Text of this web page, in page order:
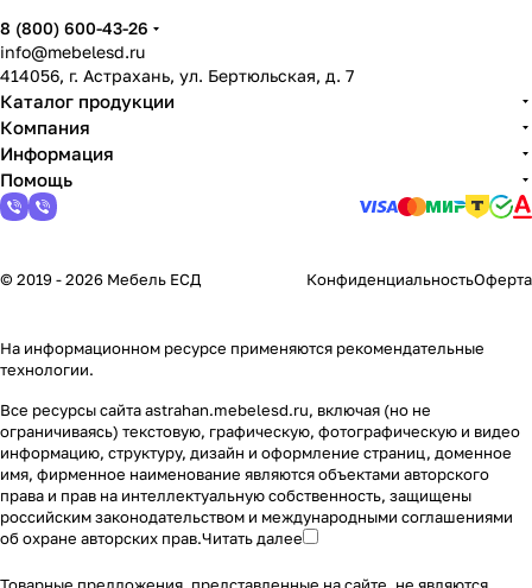
8 (800) 600-43-26
info@mebelesd.ru
414056, г. Астрахань, ул. Бертюльская, д. 7
Каталог продукции
Компания
Информация
Помощь
© 2019 - 2026 Мебель ЕСД КонфиденциальностьОферта
На информационном ресурсе применяются рекомендательные
технологии.
Все ресурсы сайта astrahan.mebelesd.ru, включая (но не
ограничиваясь) текстовую, графическую, фотографическую и видео
информацию, структуру, дизайн и оформление страниц, доменное
имя, фирменное наименование являются объектами авторского
права и прав на интеллектуальную собственность, защищены
российским законодательством и международными соглашениями
об охране авторских прав.Читать далее